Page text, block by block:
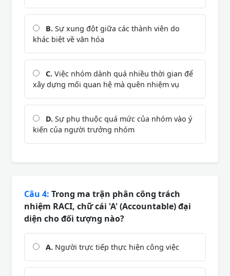
B. Sự xung đột giữa các thành viên do
khác biệt về văn hóa
C. Việc nhóm dành quá nhiều thời gian để
xây dựng mối quan hệ mà quên nhiệm vụ
D. Sự phụ thuộc quá mức của nhóm vào ý
kiến của người trưởng nhóm
Câu 4: Trong ma trận phân công trách
nhiệm RACI, chữ cái 'A' (Accountable) đại
diện cho đối tượng nào?
A. Người trực tiếp thực hiện công việc